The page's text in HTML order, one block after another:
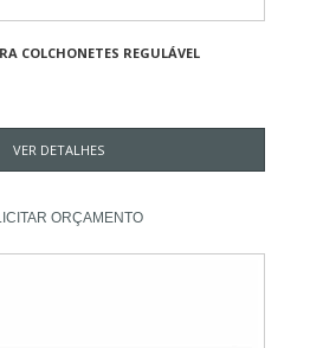
COLCHONETES REGULÁVEL
VER DETALHES
ORÇAMENTO